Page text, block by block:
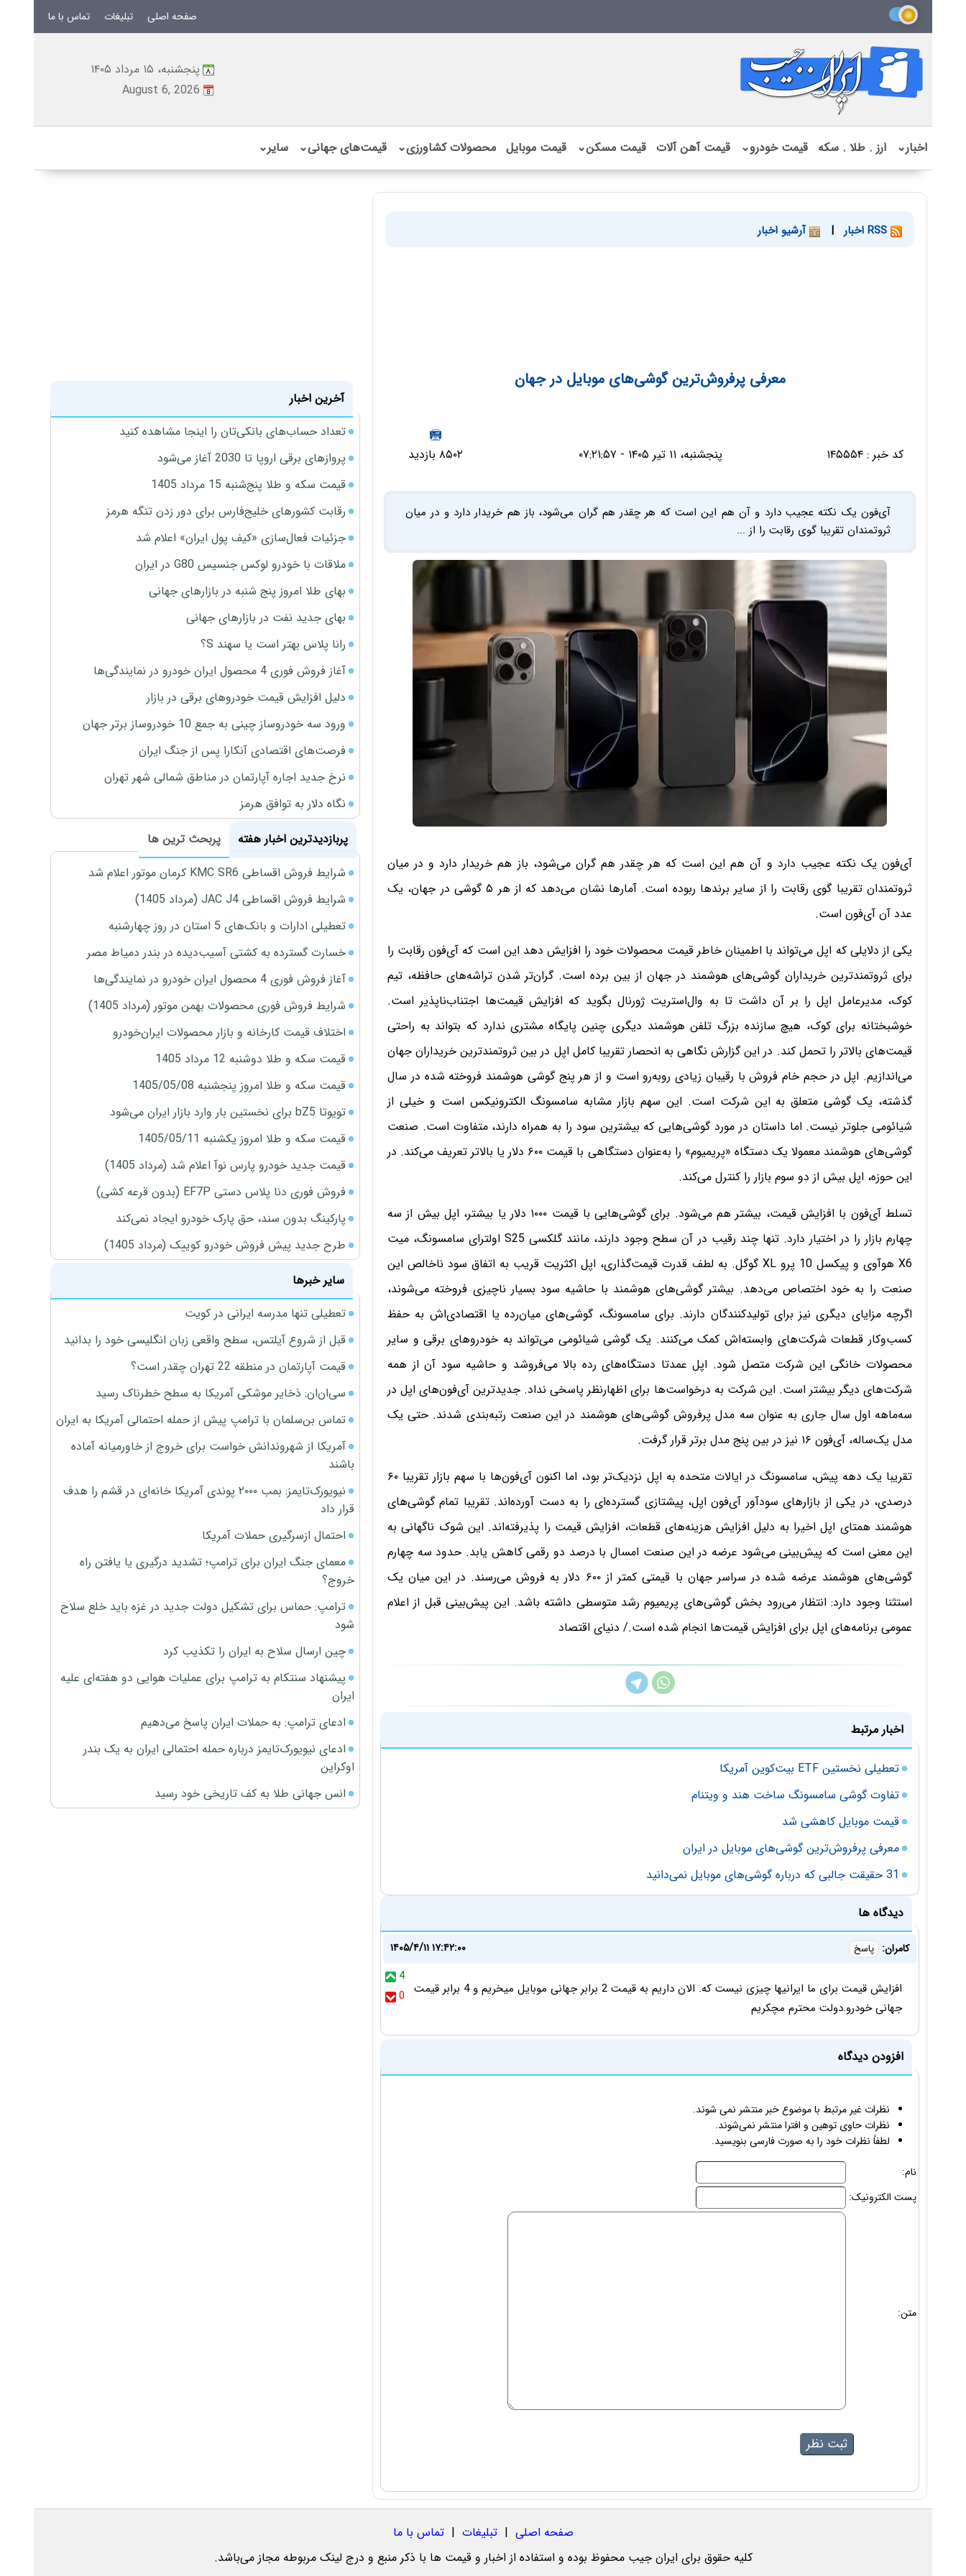
صفحه اصلی تبلیغات تماس با ما
پنجشنبه، ۱۵ مرداد ۱۴۰۵
August 6, 2026
اخبار⌄ ارز . طلا . سکه قیمت خودرو⌄ قیمت آهن آلات قیمت مسکن⌄ قیمت موبایل محصولات کشاورزی⌄ قیمت‌های جهانی⌄ سایر⌄
| آرشیو اخبار
معرفی پرفروش‌ترین گوشی‌‌های موبایل در جهان
کد خبر :۱۴۵۵۵۴ پنجشنبه، ۱۱ تیر ۱۴۰۵ - ۰۷:۲۱:۵۷ ۸۵۰۲ بازدید
آی‌فون یک نکته عجیب دارد و آن هم این است که هر چقدر هم گران می‌شود، باز هم خریدار دارد و در میان
ثروتمندان تقریبا گوی رقابت را از ...
آی‌فون یک نکته عجیب دارد و آن هم این است که هر چقدر هم گران می‌شود، باز هم خریدار دارد و در میان
ثروتمندان تقریبا گوی رقابت را از سایر برندها ربوده است. آمارها نشان می‌دهد که از هر ۵ گوشی در جهان، یک
عدد آن آی‌فون است.
یکی از دلایلی که اپل می‌تواند با اطمینان خاطر قیمت محصولات خود را افزایش دهد این است که آی‌فون رقابت را
برای ثروتمندترین خریداران گوشی‌های هوشمند در جهان از بین برده است. گران‌تر شدن تراشه‌های حافظه، تیم
کوک، مدیرعامل اپل را بر آن داشت تا به وال‌استریت ژورنال بگوید که افزایش قیمت‌ها اجتناب‌ناپذیر است.
خوشبختانه برای کوک، هیچ سازنده بزرگ تلفن هوشمند دیگری چنین پایگاه مشتری ندارد که بتواند به راحتی
قیمت‌های بالاتر را تحمل کند. در این گزارش نگاهی به انحصار تقریبا کامل اپل در بین ثروتمندترین خریداران جهان
می‌اندازیم. اپل در حجم خام فروش با رقیبان زیادی روبه‌رو است و از هر پنج گوشی هوشمند فروخته شده در سال
گذشته، یک گوشی متعلق به این شرکت است. این سهم بازار مشابه سامسونگ الکترونیکس است و خیلی از
شیائومی جلوتر نیست. اما داستان در مورد گوشی‌هایی که بیشترین سود را به همراه دارند، متفاوت است. صنعت
گوشی‌های هوشمند معمولا یک دستگاه «پریمیوم» را به‌عنوان دستگاهی با قیمت ۶۰۰ دلار یا بالاتر تعریف می‌کند. در
این حوزه، اپل بیش از دو سوم بازار را کنترل می‌کند.
تسلط آی‌فون با افزایش قیمت، بیشتر هم می‌شود. برای گوشی‌هایی با قیمت ۱۰۰۰ دلار یا بیشتر، اپل بیش از سه
چهارم بازار را در اختیار دارد. تنها چند رقیب در آن سطح وجود دارند، مانند گلکسی S25 اولترای سامسونگ، میت
X6 هوآوی و پیکسل 10 پرو XL گوگل. به لطف قدرت قیمت‌گذاری، اپل اکثریت قریب به اتفاق سود ناخالص این
صنعت را به خود اختصاص می‌دهد. بیشتر گوشی‌های هوشمند با حاشیه سود بسیار ناچیزی فروخته می‌شوند،
اگرچه مزایای دیگری نیز برای تولیدکنندگان دارند. برای سامسونگ، گوشی‌های میان‌رده یا اقتصادی‌اش به حفظ
کسب‌وکار قطعات شرکت‌های وابسته‌اش کمک می‌کنند. یک گوشی شیائومی می‌تواند به خودروهای برقی و سایر
محصولات خانگی این شرکت متصل شود. اپل عمدتا دستگاه‌های رده بالا می‌فروشد و حاشیه سود آن از همه
شرکت‌های دیگر بیشتر است. این شرکت به درخواست‌ها برای اظهارنظر پاسخی نداد. جدیدترین آی‌فون‌های اپل در
سه‌ماهه اول سال جاری به عنوان سه مدل پرفروش گوشی‌های هوشمند در این صنعت رتبه‌بندی شدند. حتی یک
مدل یک‌ساله، آی‌فون ۱۶ نیز در بین پنج مدل برتر قرار گرفت.
تقریبا یک دهه پیش، سامسونگ در ایالات متحده به اپل نزدیک‌تر بود، اما اکنون آی‌فون‌ها با سهم بازار تقریبا ۶۰
درصدی، در یکی از بازارهای سودآور آی‌فون اپل، پیشتازی گسترده‌ای را به دست آورده‌اند. تقریبا تمام گوشی‌های
هوشمند همتای اپل اخیرا به دلیل افزایش هزینه‌های قطعات، افزایش قیمت را پذیرفته‌اند. این شوک ناگهانی به
این معنی است که پیش‌بینی می‌شود عرضه در این صنعت امسال با درصد دو رقمی کاهش یابد. حدود سه چهارم
گوشی‌های هوشمند عرضه شده در سراسر جهان با قیمتی کمتر از ۶۰۰ دلار به فروش می‌رسند. در این میان یک
استثنا وجود دارد: انتظار می‌رود بخش گوشی‌های پریمیوم رشد متوسطی داشته باشد. این پیش‌بینی قبل از اعلام
عمومی برنامه‌های اپل برای افزایش قیمت‌ها انجام شده است./ دنیای اقتصاد
اخبار مرتبط
تعطیلی نخستین ETF بیت‌کوین آمریکا
تفاوت گوشی سامسونگ ساخت هند و ویتنام
قیمت موبایل کاهشی شد
معرفی پرفروش‌ترین گوشی‌های موبایل در ایران
31 حقیقت جالبی که درباره گوشی‌های موبایل نمی‌دانید
دیدگاه ها
کامران: پاسخ
۱۴۰۵/۴/۱۱ ۱۷:۴۲:۰۰
4
0
افزایش قیمت برای ما ایرانیها چیزی نیست که. الان داریم به قیمت 2 برابر جهانی موبایل میخریم و 4 برابر قیمت
جهانی خودرو.دولت محترم مچکریم
افزودن دیدگاه
نظرات غیر مرتبط با موضوع خبر منتشر نمی شوند.
نظرات حاوی توهین و افترا منتشر نمی‌شوند.
لطفاً نظرات خود را به صورت فارسی بنویسید.
نام:
پست الکترونیک:
متن:
آخرین اخبار
تعداد حساب‌های بانکی‌تان را اینجا مشاهده کنید
پروازهای برقی اروپا تا 2030 آغاز می‌شود
قیمت سکه و طلا پنج‌شنبه 15 مرداد 1405
رقابت کشورهای خلیج‌فارس برای دور زدن تنگه هرمز
جزئیات فعال‌سازی «کیف پول ایران» اعلام شد
ملاقات با خودرو لوکس جنسیس G80 در ایران
بهای طلا امروز پنج شنبه در بازارهای جهانی
بهای جدید نفت در بازارهای جهانی
رانا پلاس بهتر است یا سهند S؟
آغاز فروش فوری 4 محصول ایران خودرو در نمایندگی‌ها
دلیل افزایش قیمت خودروهای برقی در بازار
ورود سه خودروساز چینی به جمع 10 خودروساز برتر جهان
فرصت‌های اقتصادی آنکارا پس از جنگ ایران
نرخ جدید اجاره آپارتمان در مناطق شمالی شهر تهران
نگاه دلار به توافق هرمز
پربازدیدترین اخبار هفته
پربحث ترین ها
شرایط فروش اقساطی KMC SR6 کرمان موتور اعلام شد
شرایط فروش اقساطی JAC J4 (مرداد 1405)
تعطیلی ادارات و بانک‌های 5 استان در روز چهارشنبه
خسارت گسترده به کشتی آسیب‌دیده در بندر دمیاط مصر
آغاز فروش فوری 4 محصول ایران خودرو در نمایندگی‌ها
شرایط فروش فوری محصولات بهمن موتور (مرداد 1405)
اختلاف قیمت کارخانه و بازار محصولات ایران‌خودرو
قیمت سکه و طلا دوشنبه 12 مرداد 1405
قیمت سکه و طلا امروز پنجشنبه 1405/05/08
تویوتا bZ5 برای نخستین بار وارد بازار ایران می‌شود
قیمت سکه و طلا امروز یکشنبه 1405/05/11
قیمت جدید خودرو پارس نوآ اعلام شد (مرداد 1405)
فروش فوری دنا پلاس دستی EF7P (بدون قرعه کشی)
پارکینگ بدون سند، حق پارک خودرو ایجاد نمی‌کند
طرح جدید پیش فروش خودرو کوییک (مرداد 1405)
سایر خبرها
تعطیلی تنها مدرسه ایرانی در کویت
قبل از شروع آیلتس، سطح واقعی زبان انگلیسی خود را بدانید
قیمت آپارتمان در منطقه 22 تهران چقدر است؟
سی‌ان‌ان: ذخایر موشکی آمریکا به سطح خطرناک رسید
تماس بن‌سلمان با ترامپ پیش از حمله احتمالی آمریکا به ایران
آمریکا از شهروندانش خواست برای خروج از خاورمیانه آماده
باشند
نیویورک‌تایمز: بمب ۲۰۰۰ پوندی آمریکا خانه‌ای در قشم را هدف
قرار داد
احتمال ازسرگیری حملات آمریکا
معمای جنگ ایران برای ترامپ؛ تشدید درگیری یا یافتن راه
خروج؟
ترامپ: حماس برای تشکیل دولت جدید در غزه باید خلع سلاح
شود
چین ارسال سلاح به ایران را تکذیب کرد
پیشنهاد سنتکام به ترامپ برای عملیات هوایی دو هفته‌ای علیه
ایران
ادعای ترامپ: به حملات ایران پاسخ می‌دهیم
ادعای نیویورک‌تایمز درباره حمله احتمالی ایران به یک بندر
اوکراین
انس جهانی طلا به کف تاریخی خود رسید
صفحه اصلی | تبلیغات | تماس با ما
کلیه حقوق برای ایران جیب محفوظ بوده و استفاده از اخبار و قیمت ها با ذکر منبع و درج لینک مربوطه مجاز می‌باشد.